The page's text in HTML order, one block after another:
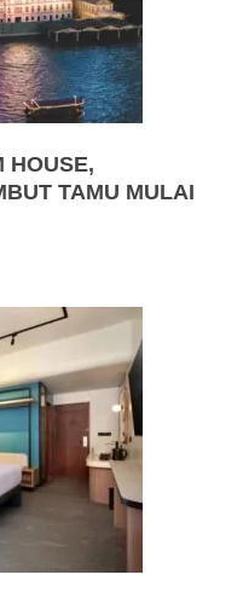
HOUSE,
TAMU MULAI